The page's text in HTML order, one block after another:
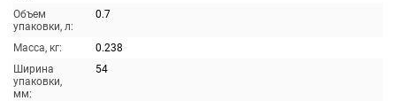
Объем
упаковки, л:
0.7
Масса, кг:
0.238
Ширина
упаковки,
мм:
54